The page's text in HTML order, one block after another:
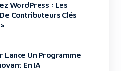
WordPress : Les
Contributeurs Clés
Lance Un Programme
En IA